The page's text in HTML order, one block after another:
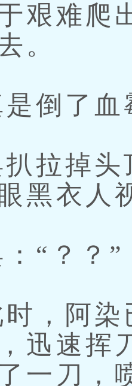
艰难
。
倒了血
拉掉头
黑衣人
“？？”
，阿染
迅速挥
一刀，